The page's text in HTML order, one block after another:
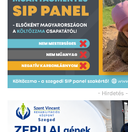
- Hirdetés -